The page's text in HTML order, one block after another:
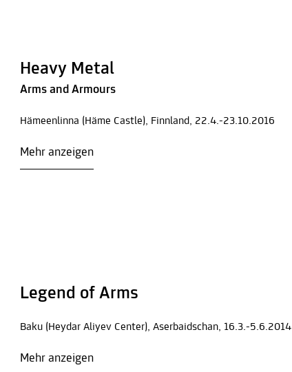
Heavy Metal
Arms and Armours
Hämeenlinna (Häme Castle), Finnland, 22.4.-23.10.2016
Mehr anzeigen
Legend of Arms
Baku (Heydar Aliyev Center), Aserbaidschan, 16.3.-5.6.2014
Mehr anzeigen